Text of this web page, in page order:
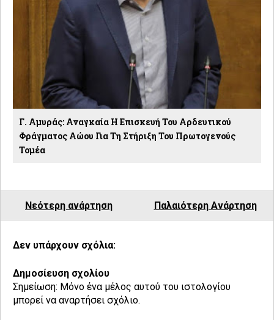
Γ. Αμυράς: Αναγκαία Η Επισκευή Του Αρδευτικού
Φράγματος Αώου Για Τη Στήριξη Του Πρωτογενούς
Τομέα
Νεότερη ανάρτηση Παλαιότερη Ανάρτηση
Δεν υπάρχουν σχόλια:
Δημοσίευση σχολίου
Σημείωση: Μόνο ένα μέλος αυτού του ιστολογίου
μπορεί να αναρτήσει σχόλιο.